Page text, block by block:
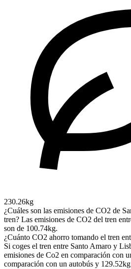
230.26kg
¿Cuáles son las emisiones de CO2 de
tren? Las emisiones de CO2 del tren
son de 100.74kg.
¿Cuánto CO2 ahorro tomando el tren
Si coges el tren entre Santo Amaro y
emisiones de Co2 en comparación con
comparación con un autobús y